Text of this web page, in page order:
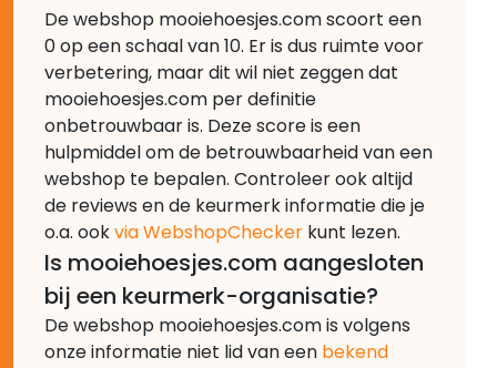
De webshop mooiehoesjes.com scoort een
0 op een schaal van 10. Er is dus ruimte voor
verbetering, maar dit wil niet zeggen dat
mooiehoesjes.com per definitie
onbetrouwbaar is. Deze score is een
hulpmiddel om de betrouwbaarheid van een
webshop te bepalen. Controleer ook altijd
de reviews en de keurmerk informatie die je
o.a. ookvia WebshopChecker kunt lezen.
Is mooiehoesjes.com aangesloten
bij een keurmerk-organisatie?
De webshop mooiehoesjes.com is volgens
onze informatie niet lid van een bekend